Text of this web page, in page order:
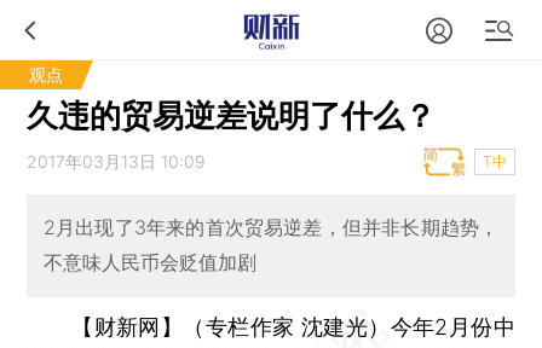
观点
久违的贸易逆差说明了什么？
2017年03月13日 10:09 T中
2月出现了3年来的首次贸易逆差，但并非长期趋势，
不意味人民币会贬值加剧
【财新网】（专栏作家 沈建光） 今年2月份中